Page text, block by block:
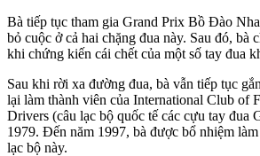
Bà tiếp tục tham gia Grand Prix Bồ Đào
bỏ cuộc ở cả hai chặng đua này. Sau đó, bà
khi chứng kiến cái chết của một số tay đua
Sau khi rời xa đường đua, bà vẫn tiếp tục
lại làm thành viên của International Club of
Drivers (câu lạc bộ quốc tế các cựu tay đua
1979. Đến năm 1997, bà được bổ nhiệm
lạc bộ này.